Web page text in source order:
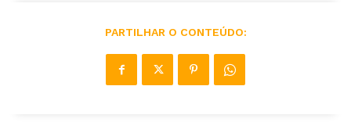
PARTILHAR O CONTEÚDO: